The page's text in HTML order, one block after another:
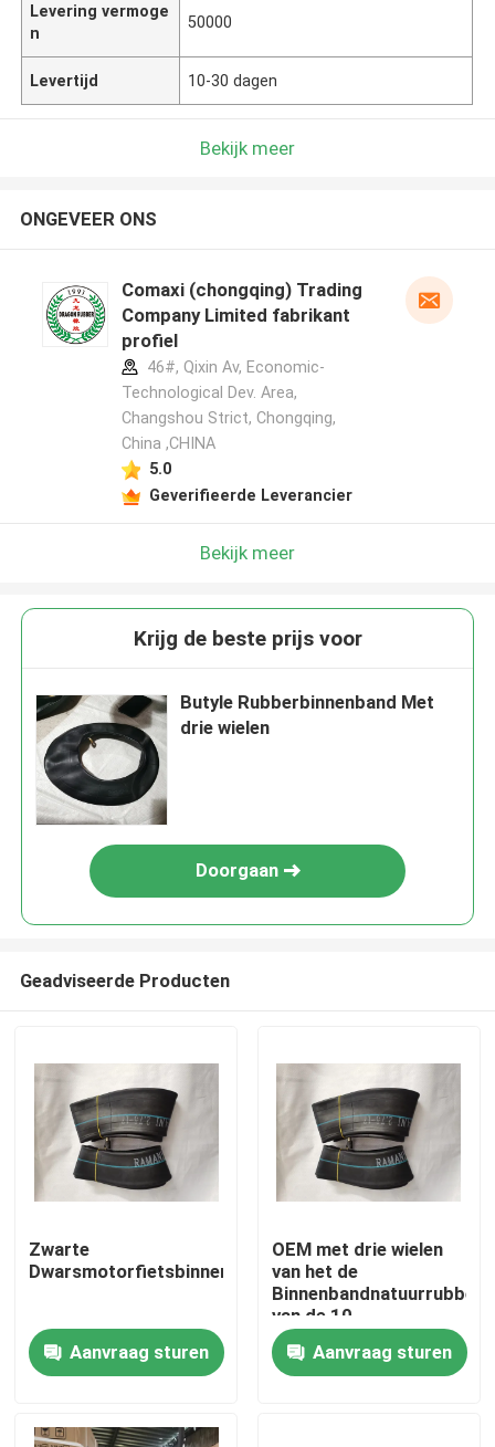
Producten
Over ons
Levering vermoge
n
50000
Levertijd 10-30 dagen
Bekijk meer
ONGEVEER ONS
Comaxi (chongqing) Trading
Company Limited fabrikant
profiel
46#, Qixin Av, Economic-
Technological Dev. Area,
Changshou Strict, Chongqing,
China ,CHINA
5.0
Geverifieerde Leverancier
Bekijk meer
Krijg de beste prijs voor
Butyle Rubberbinnenband Met
drie wielen
Doorgaan
Geadviseerde Producten
Zwarte
Dwarsmotorfietsbinnenband
Aanvraag sturen
OEM met drie wielen
van het de
Binnenbandnatuurrubber
van de 10
Duimautoped
Aanvraag sturen